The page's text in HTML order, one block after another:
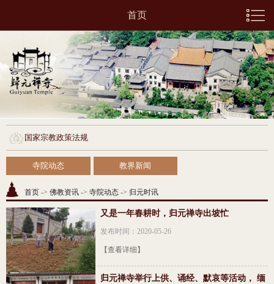
首页
国家宗教政策法规
寺院动态 教界新闻
首页 -> 佛教资讯 -> 寺院动态 -> 归元时讯
又是一年春耕时，归元禅寺出坡忙
发布时间：2020-05-26
【查看详细】
归元禅寺举行上供、诵经、默哀等活动， 缅